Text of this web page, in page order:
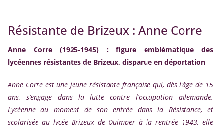
Résistante de Brizeux : Anne Corre
Anne Corre (1925-1945) : figure emblématique des
lycéennes résistantes de Brizeux, disparue en déportation
Anne Corre est une jeune résistante française qui, dès l’âge de 15
ans, s’engage dans la lutte contre l’occupation allemande.
Lycéenne au moment de son entrée dans la Résistance, et
scolarisée au lycée Brizeux de Quimper à la rentrée 1943, elle